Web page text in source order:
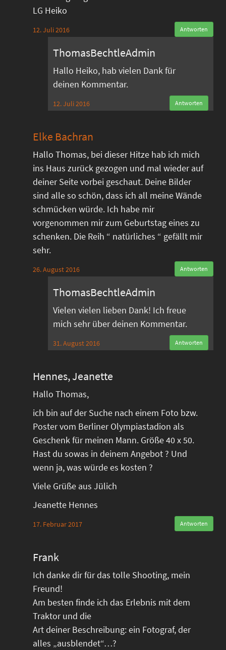
LG Heiko
12. Juli 2016 Antworten
ThomasBechtleAdmin
Hallo Heiko, hab vielen Dank für
deinen Kommentar.
12. Juli 2016 Antworten
Elke Bachran
Hallo Thomas, bei dieser Hitze hab ich mich
ins Haus zurück gezogen und mal wieder auf
deiner Seite vorbei geschaut. Deine Bilder
sind alle so schön, dass ich all meine Wände
schmücken würde. Ich habe mir
vorgenommen mir zum Geburtstag eines zu
schenken. Die Reih “ natürliches “ gefällt mir
sehr.
26. August 2016 Antworten
ThomasBechtleAdmin
Vielen vielen lieben Dank! Ich freue
mich sehr über deinen Kommentar.
31. August 2016 Antworten
Hennes, Jeanette
Hallo Thomas,
ich bin auf der Suche nach einem Foto bzw.
Poster vom Berliner Olympiastadion als
Geschenk für meinen Mann. Größe 40 x 50.
Hast du sowas in deinem Angebot ? Und
wenn ja, was würde es kosten ?
Viele Grüße aus Jülich
Jeanette Hennes
17. Februar 2017 Antworten
Frank
Ich danke dir für das tolle Shooting, mein
Freund!
Am besten finde ich das Erlebnis mit dem
Traktor und die
Art deiner Beschreibung: ein Fotograf, der
alles „ausblendet“…?